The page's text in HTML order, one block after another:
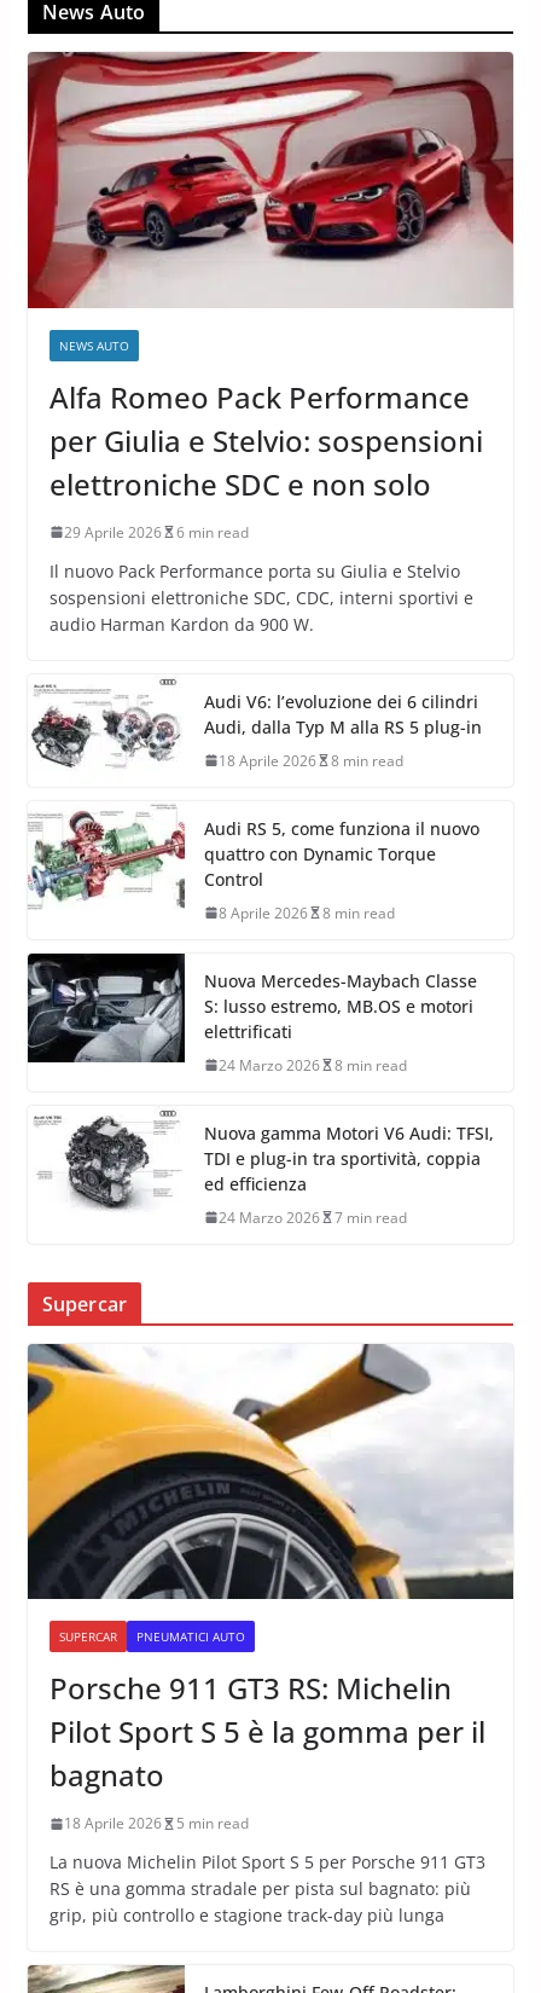
News Auto
NEWS AUTO
Alfa Romeo Pack Performance
per Giulia e Stelvio: sospensioni
elettroniche SDC e non solo
29 Aprile 2026 6 min read
Il nuovo Pack Performance porta su Giulia e Stelvio
sospensioni elettroniche SDC, CDC, interni sportivi e
audio Harman Kardon da 900 W.
Audi V6: l’evoluzione dei 6 cilindri
Audi, dalla Typ M alla RS 5 plug-in
18 Aprile 2026 8 min read
Audi RS 5, come funziona il nuovo
quattro con Dynamic Torque
Control
8 Aprile 2026 8 min read
Nuova Mercedes-Maybach Classe
S: lusso estremo, MB.OS e motori
elettrificati
24 Marzo 2026 8 min read
Nuova gamma Motori V6 Audi: TFSI,
TDI e plug-in tra sportività, coppia
ed efficienza
24 Marzo 2026 7 min read
Supercar
SUPERCAR PNEUMATICI AUTO
Porsche 911 GT3 RS: Michelin
Pilot Sport S 5 è la gomma per il
bagnato
18 Aprile 2026 5 min read
La nuova Michelin Pilot Sport S 5 per Porsche 911 GT3
RS è una gomma stradale per pista sul bagnato: più
grip, più controllo e stagione track-day più lunga